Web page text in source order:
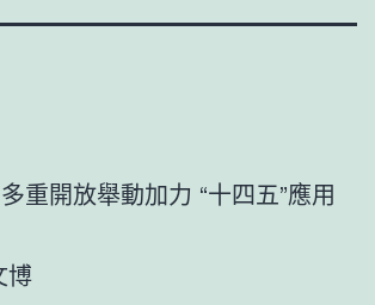
開放舉動加力 “十四五”應用